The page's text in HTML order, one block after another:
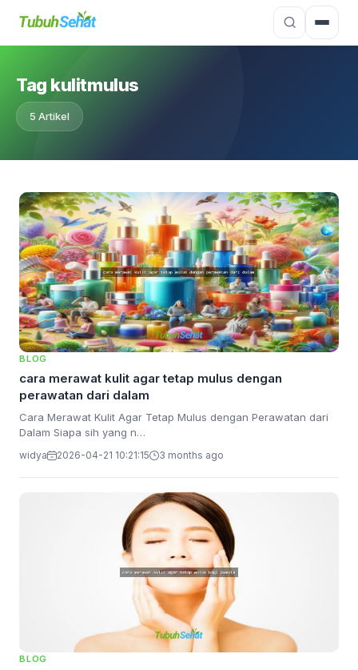
Tag kulitmulus
5 Artikel
BLOG
cara merawat kulit agar tetap mulus dengan
perawatan dari dalam
Cara Merawat Kulit Agar Tetap Mulus dengan Perawatan dari
Dalam Siapa sih yang n…
widya 2026-04-21 10:21:15 3 months ago
BLOG